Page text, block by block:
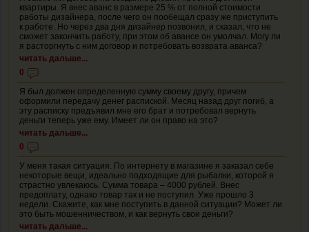
квартиры. Я внес аванс в размере 25 % от полной стоимости
работы дизайнера, после чего он пообещал сразу же приступить
к работе. Но через два дня дизайнер позвонил, и сказал, что не
сможет закончить работу, при этом об авансе он умолчал. Могу ли
я расторгнуть с ним договор и потребовать возврата аванса?
читать дальше...
0
Я был должен определенную сумму своему другу, причем
оформили передачу денег распиской. Месяц назад друг погиб, а
эту расписку предъявил мне его брат и потребовал вернуть
деньги теперь уже ему. Имеет ли он право на это?
читать дальше...
0
У меня такая ситуация. По интернету в магазине я заказал себе
некоторые вещи, идеально подходящие для рыбалки, которой я
страстно увлекаюсь. Сумма товара – 4000 рублей. Внес
предоплату, однако товар так и не поступил. Уже прошло 3
недели. Скажите, как мне поступить в данной ситуации? Может ли
это быть мошенничеством, и как вернуть свои деньги?
читать дальше...